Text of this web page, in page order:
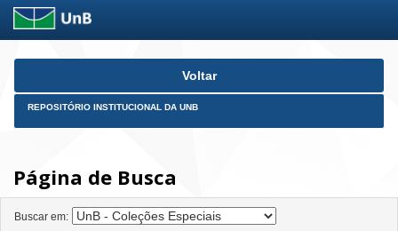
Skip
Voltar
REPOSITÓRIO INSTITUCIONAL DA UNB
Página de Busca
Buscar em: